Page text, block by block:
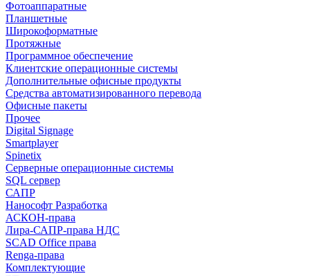
Фотоаппаратные
Планшетные
Широкоформатные
Протяжные
Программное обеспечение
Клиентские операционные системы
Дополнительные офисные продукты
Средства автоматизированного перевода
Офисные пакеты
Прочее
Digital Signage
Smartplayer
Spinetix
Серверные операционные системы
SQL сервер
САПР
Нанософт Разработка
АСКОН-права
Лира-САПР-права НДС
SCAD Office права
Renga-права
Комплектующие